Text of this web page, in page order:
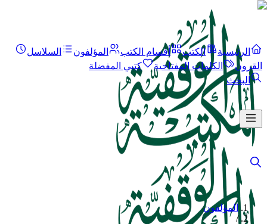
الرئيسية الكتب أقسام الكتب المؤلفون
السلاسل
القرون
الكلمات المفتاحية
كتبي المفضلة
البحث
المؤلفون
/